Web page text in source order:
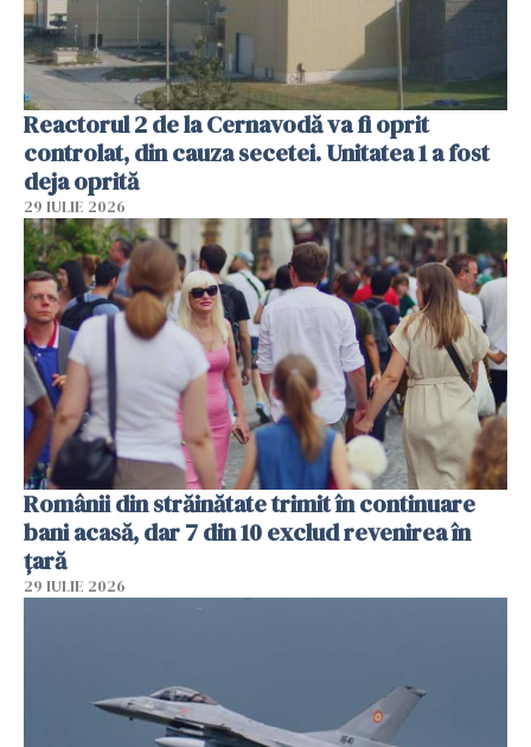
Reactorul 2 de la Cernavodă va fi oprit
controlat, din cauza secetei. Unitatea 1 a fost
deja oprită
29 IULIE 2026
Românii din străinătate trimit în continuare
bani acasă, dar 7 din 10 exclud revenirea în
țară
29 IULIE 2026